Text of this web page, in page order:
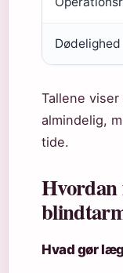
Dødelighed
Tallene
almindelig,
tide.
Hvad gør